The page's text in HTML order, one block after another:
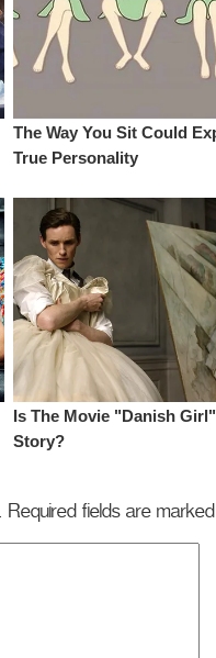
Required fields are marked